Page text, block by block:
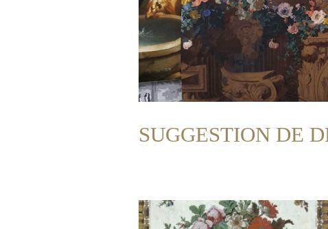
SUGGESTION DE